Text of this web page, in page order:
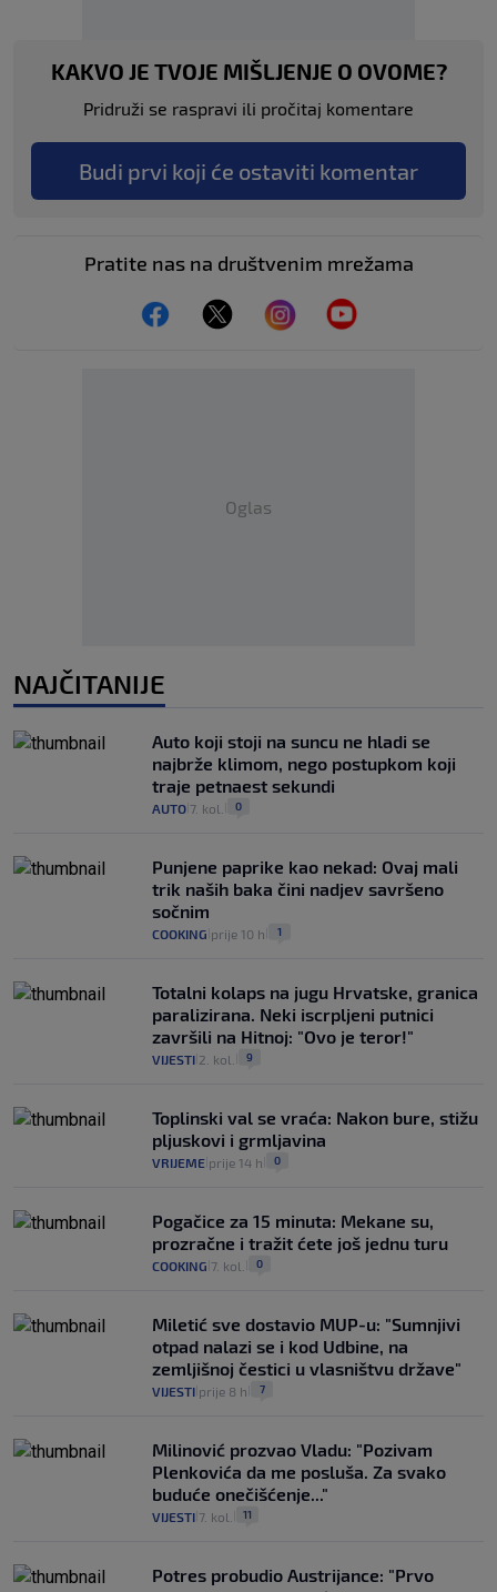
KAKVO JE TVOJE MIŠLJENJE O OVOME?
Pridruži se raspravi ili pročitaj komentare
Budi prvi koji će ostaviti komentar
Pratite nas na društvenim mrežama
Oglas
NAJČITANIJE
Auto koji stoji na suncu ne hladi se
najbrže klimom, nego postupkom koji
traje petnaest sekundi
AUTO 7. kol. 0
Punjene paprike kao nekad: Ovaj mali
trik naših baka čini nadjev savršeno
sočnim
COOKING prije 10 h 1
Totalni kolaps na jugu Hrvatske, granica
paralizirana. Neki iscrpljeni putnici
završili na Hitnoj: "Ovo je teror!"
VIJESTI 2. kol. 9
Toplinski val se vraća: Nakon bure, stižu
pljuskovi i grmljavina
VRIJEME prije 14 h 0
Pogačice za 15 minuta: Mekane su,
prozračne i tražit ćete još jednu turu
COOKING 7. kol. 0
Miletić sve dostavio MUP-u: "Sumnjivi
otpad nalazi se i kod Udbine, na
zemljišnoj čestici u vlasništvu države"
VIJESTI prije 8 h 7
Milinović prozvao Vladu: "Pozivam
Plenkovića da me posluša. Za svako
buduće onečišćenje..."
VIJESTI 7. kol. 11
Potres probudio Austrijance: "Prvo